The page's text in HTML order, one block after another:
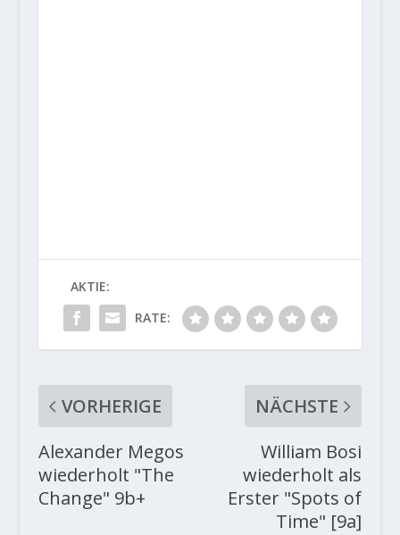
AKTIE:
RATE:
VORHERIGE
Alexander Megos
wiederholt "The
Change" 9b+
NÄCHSTE
William Bosi
wiederholt als
Erster "Spots of
Time" [9a]